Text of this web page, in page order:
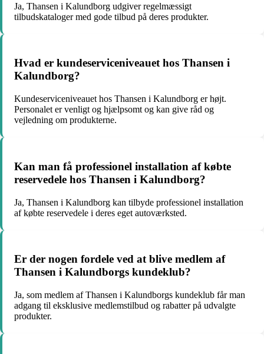
Ja, Thansen i Kalundborg udgiver regelmæssigt
tilbudskataloger med gode tilbud på deres produkter.
Hvad er kundeserviceniveauet hos Thansen i
Kalundborg?
Kundeserviceniveauet hos Thansen i Kalundborg er højt.
Personalet er venligt og hjælpsomt og kan give råd og
vejledning om produkterne.
Kan man få professionel installation af købte
reservedele hos Thansen i Kalundborg?
Ja, Thansen i Kalundborg kan tilbyde professionel installation
af købte reservedele i deres eget autoværksted.
Er der nogen fordele ved at blive medlem af
Thansen i Kalundborgs kundeklub?
Ja, som medlem af Thansen i Kalundborgs kundeklub får man
adgang til eksklusive medlemstilbud og rabatter på udvalgte
produkter.